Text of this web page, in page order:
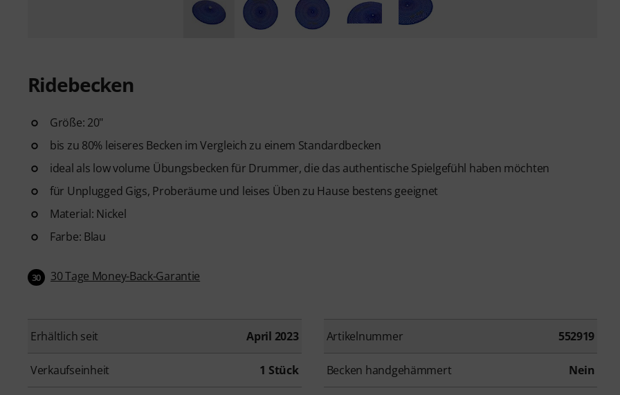
Ridebecken
Größe: 20"
bis zu 80% leiseres Becken im Vergleich zu einem Standardbecken
ideal als low volume Übungsbecken für Drummer, die das authentische Spielgefühl haben möchten
für Unplugged Gigs, Proberäume und leises Üben zu Hause bestens geeignet
Material: Nickel
Farbe: Blau
30 30 Tage Money-Back-Garantie
Erhältlich seit April 2023 Artikelnummer 552919
Verkaufseinheit 1 Stück Becken handgehämmert Nein